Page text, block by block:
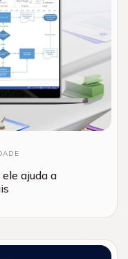
ajuda a